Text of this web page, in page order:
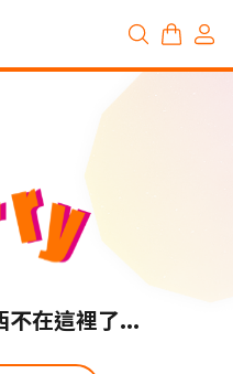
不在這裡了...